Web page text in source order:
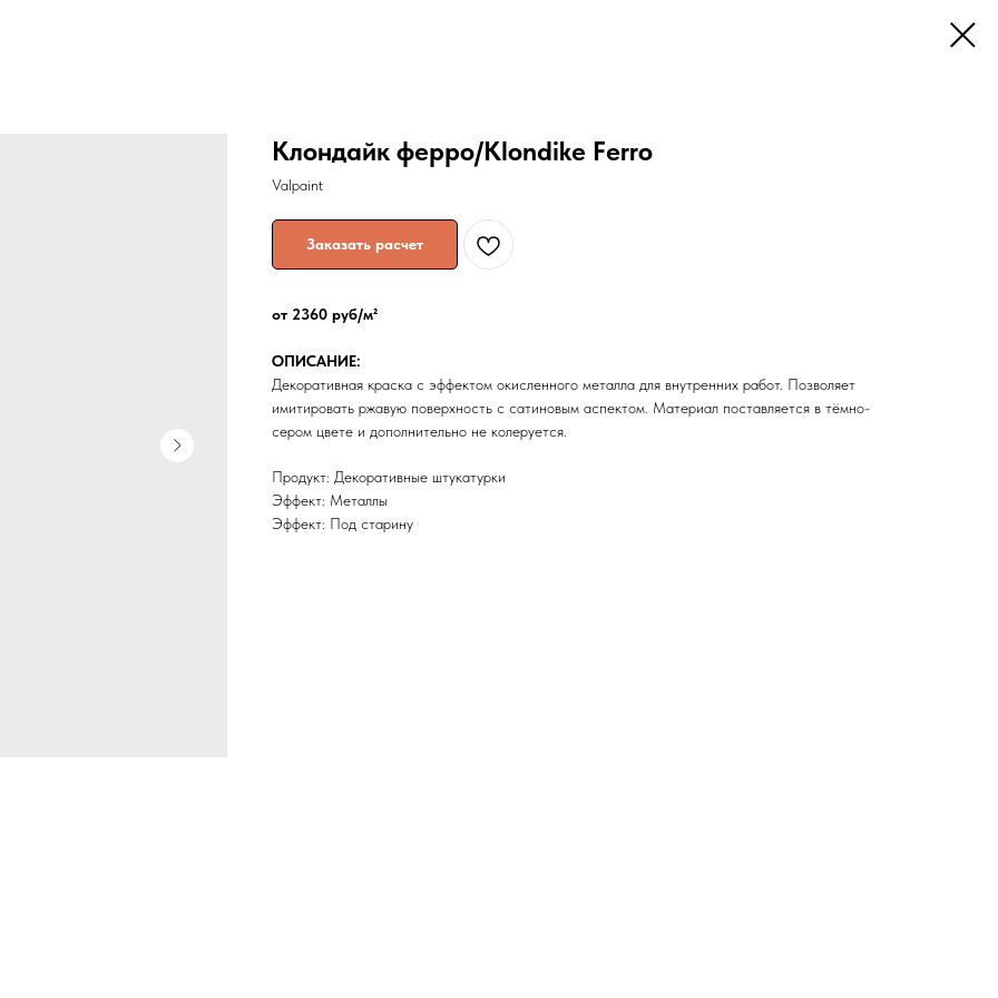
Клондайк ферро/Klondike Ferro
Valpaint
Заказать расчет
от 2360 руб/м²
ОПИСАНИЕ:
Декоративная краска с эффектом окисленного металла для внутренних работ. Позволяет
имитировать ржавую поверхность с сатиновым аспектом. Материал поставляется в тёмно-
сером цвете и дополнительно не колеруется.
Продукт: Декоративные штукатурки
Эффект: Металлы
Эффект: Под старину